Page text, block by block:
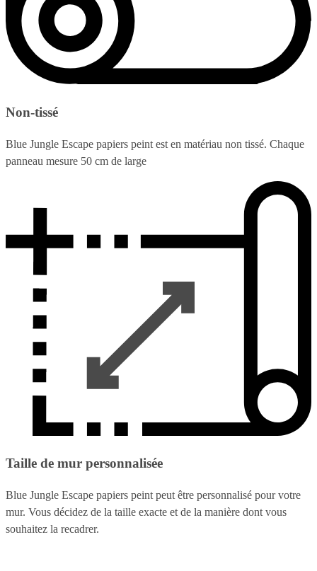
Non-tissé
Blue Jungle Escape papiers peint est en matériau non tissé. Chaque
panneau mesure 50 cm de large
Taille de mur personnalisée
Blue Jungle Escape papiers peint peut être personnalisé pour votre
mur. Vous décidez de la taille exacte et de la manière dont vous
souhaitez la recadrer.